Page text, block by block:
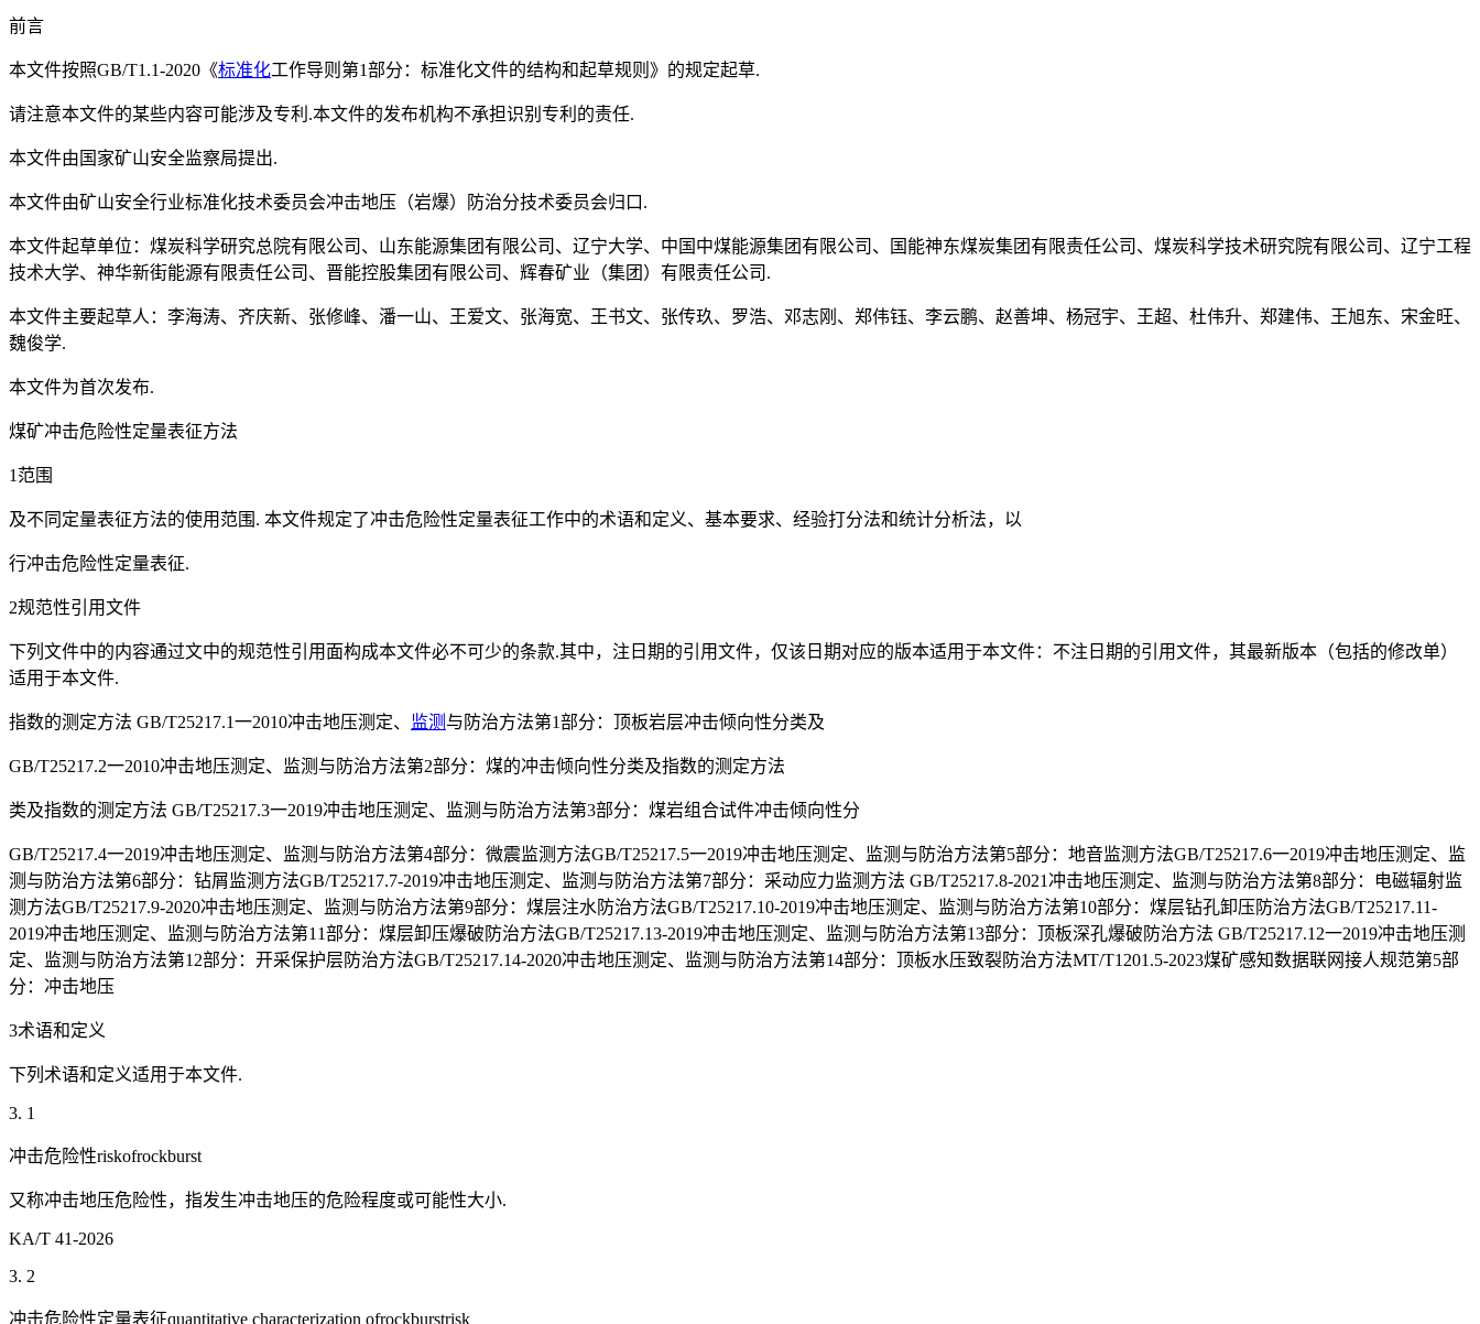
前言
本文件按照GB/T1.1-2020《标准化工作导则第1部分：标准化文件的结构和起草规则》的规定起草.
请注意本文件的某些内容可能涉及专利.本文件的发布机构不承担识别专利的责任.
本文件由国家矿山安全监察局提出.
本文件由矿山安全行业标准化技术委员会冲击地压（岩爆）防治分技术委员会归口.
本文件起草单位：煤炭科学研究总院有限公司、山东能源集团有限公司、辽宁大学、中国中煤能源集团有限公司、国能神东煤炭集团有限责任公司、煤炭科学技术研究院有限公司、辽宁工程
技术大学、神华新街能源有限责任公司、晋能控股集团有限公司、辉春矿业（集团）有限责任公司.
本文件主要起草人：李海涛、齐庆新、张修峰、潘一山、王爱文、张海宽、王书文、张传玖、罗浩、邓志刚、郑伟钰、李云鹏、赵善坤、杨冠宇、王超、杜伟升、郑建伟、王旭东、宋金旺、
魏俊学.
本文件为首次发布.
煤矿冲击危险性定量表征方法
1范围
及不同定量表征方法的使用范围. 本文件规定了冲击危险性定量表征工作中的术语和定义、基本要求、经验打分法和统计分析法，以
行冲击危险性定量表征.
2规范性引用文件
下列文件中的内容通过文中的规范性引用面构成本文件必不可少的条款.其中，注日期的引用文件，仅该日期对应的版本适用于本文件：不注日期的引用文件，其最新版本（包括的修改单）
适用于本文件.
指数的测定方法 GB/T25217.1一2010冲击地压测定、 监测 与防治方法第1部分：顶板岩层冲击倾向性分类及
GB/T25217.2一2010冲击地压测定、监测与防治方法第2部分：煤的冲击倾向性分类及指数的测定方法
类及指数的测定方法 GB/T25217.3一2019冲击地压测定、监测与防治方法第3部分：煤岩组合试件冲击倾向性分
GB/T25217.4一2019冲击地压测定、监测与防治方法第4部分：微震监测方法GB/T25217.5一2019冲击地压测定、监测与防治方法第5部分：地音监测方法GB/T25217.6一2019冲击地压测定、监
测与防治方法第6部分：钻屑监测方法GB/T25217.7-2019冲击地压测定、监测与防治方法第7部分：采动应力监测方法 GB/T25217.8-2021冲击地压测定、监测与防治方法第8部分：电磁辐射监
测方法GB/T25217.9-2020冲击地压测定、监测与防治方法第9部分：煤层注水防治方法GB/T25217.10-2019冲击地压测定、监测与防治方法第10部分：煤层钻孔卸压防治方法GB/T25217.11-
2019冲击地压测定、监测与防治方法第11部分：煤层卸压爆破防治方法GB/T25217.13-2019冲击地压测定、监测与防治方法第13部分：顶板深孔爆破防治方法 GB/T25217.12一2019冲击地压测
定、监测与防治方法第12部分：开采保护层防治方法GB/T25217.14-2020冲击地压测定、监测与防治方法第14部分：顶板水压致裂防治方法MT/T1201.5-2023煤矿感知数据联网接人规范第5部
分：冲击地压
3术语和定义
下列术语和定义适用于本文件.
3. 1
冲击危险性riskofrockburst
又称冲击地压危险性，指发生冲击地压的危险程度或可能性大小.
KA/T 41-2026
3. 2
冲击危险性定量表征quantitative characterization ofrockburstrisk